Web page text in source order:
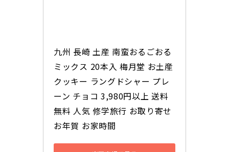
九州 長崎 土産 南蛮おるごおる
ミックス 20本入 梅月堂 お土産
クッキー ラングドシャー プレ
ーン チョコ 3,980円以上 送料
無料 人気 修学旅行 お取り寄せ
お年賀 お家時間